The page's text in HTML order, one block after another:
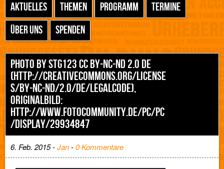
AKTUELLES THEMEN PROGRAMM
TERMINE
ÜBER UNS
SPENDEN
PHOTO BY STG123 CC BY-NC-ND 2.0 DE
(HTTP://CREATIVECOMMONS.ORG/LICENSE
S/BY-NC-ND/2.0/DE/LEGALCODE),
ORIGINALBILD:
HTTP://WWW.FOTOCOMMUNITY.DE/PC/PC
/DISPLAY/29934847
6. Feb. 2015 -Jan-0 Kommentare